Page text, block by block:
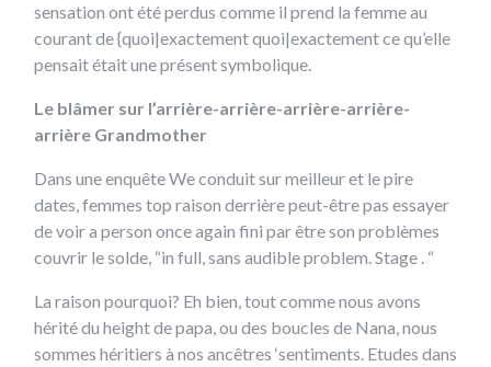
sensation ont été perdus comme il prend la femme au
courant de {quoi|exactement quoi|exactement ce qu’elle
pensait était une présent symbolique.
Le blâmer sur l’arrière-arrière-arrière-arrière-
arrière Grandmother
Dans une enquête We conduit sur meilleur et le pire
dates, femmes top raison derrière peut-être pas essayer
de voir a person once again fini par être son problèmes
couvrir le solde, “in full, sans audible problem. Stage . “
La raison pourquoi? Eh bien, tout comme nous avons
hérité du height de papa, ou des boucles de Nana, nous
sommes héritiers à nos ancêtres ‘sentiments. Etudes dans